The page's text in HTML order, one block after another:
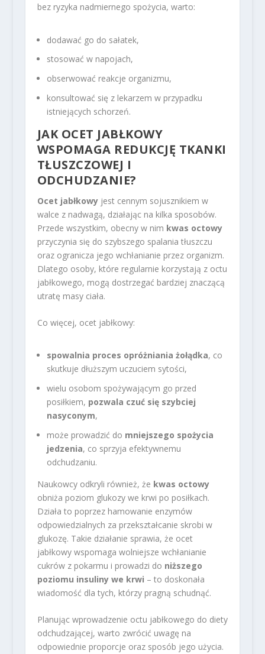
bez ryzyka nadmiernego spożycia, warto:
dodawać go do sałatek,
stosować w napojach,
obserwować reakcje organizmu,
konsultować się z lekarzem w przypadku
istniejących schorzeń.
JAK OCET JABŁKOWY
WSPOMAGA REDUKCJĘ TKANKI
TŁUSZCZOWEJ I
ODCHUDZANIE?
Ocet jabłkowyjest cennym sojusznikiem w
walce z nadwagą, działając na kilka sposobów.
Przede wszystkim, obecny w nim kwas octowy
przyczynia się do szybszego spalania tłuszczu
oraz ogranicza jego wchłanianie przez organizm.
Dlatego osoby, które regularnie korzystają z octu
jabłkowego, mogą dostrzegać bardziej znaczącą
utratę masy ciała.
Co więcej, ocet jabłkowy:
spowalnia proces opróżniania żołądka, co
skutkuje dłuższym uczuciem sytości,
wielu osobom spożywającym go przed
posiłkiem, pozwala czuć się szybciej
nasyconym,
może prowadzić do mniejszego spożycia
jedzenia, co sprzyja efektywnemu
odchudzaniu.
Naukowcy odkryli również, że kwas octowy
obniża poziom glukozy we krwi po posiłkach.
Działa to poprzez hamowanie enzymów
odpowiedzialnych za przekształcanie skrobi w
glukozę. Takie działanie sprawia, że ocet
jabłkowy wspomaga wolniejsze wchłanianie
cukrów z pokarmu i prowadzi do niższego
poziomu insuliny we krwi – to doskonała
wiadomość dla tych, którzy pragną schudnąć.
Planując wprowadzenie octu jabłkowego do diety
odchudzającej, warto zwrócić uwagę na
odpowiednie proporcje oraz sposób jego użycia.